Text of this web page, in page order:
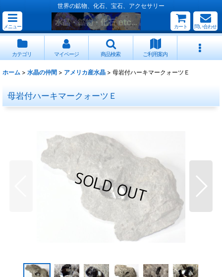
世界の鉱物、化石、宝石、アクセサリー
メニュー カート 問い合わせ
カテゴリ マイページ 商品検索 ご利用案内
ホーム > 水晶の仲間 > アメリカ産水晶 > 母岩付ハーキマークォーツＥ
母岩付ハーキマークォーツＥ